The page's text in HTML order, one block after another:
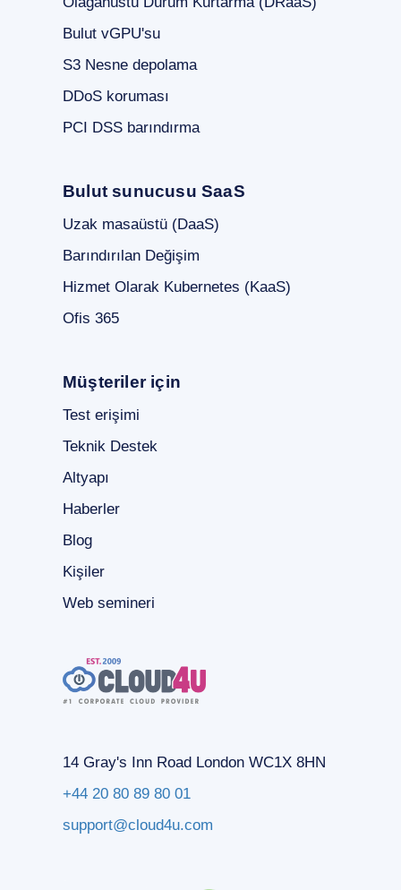
Bulut vGPU'su
S3 Nesne depolama
DDoS koruması
PCI DSS barındırma
Bulut sunucusu SaaS
Uzak masaüstü (DaaS)
Barındırılan Değişim
Hizmet Olarak Kubernetes (KaaS)
Ofis 365
Müşteriler için
Test erişimi
Teknik Destek
Altyapı
Haberler
Blog
Kişiler
Web semineri
14 Gray's Inn Road London WC1X 8HN
+44 20 80 89 80 01
support@cloud4u.com